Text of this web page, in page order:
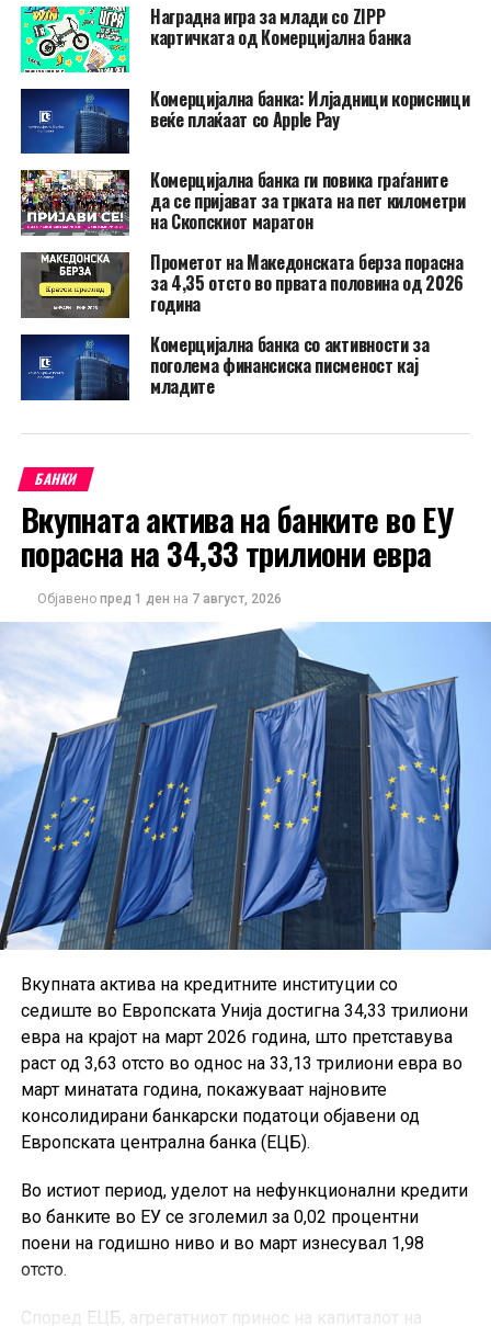
Наградна игра за млади со ZIPP
картичката од Комерцијална банка
Комерцијална банка: Илјадници корисници
веќе плаќаат со Apple Pay
Комерцијална банка ги повика граѓаните
да се пријават за трката на пет километри
на Скопскиот маратон
Прометот на Македонската берза порасна
за 4,35 отсто во првата половина од 2026
година
Комерцијална банка со активности за
поголема финансиска писменост кај
младите
БАНКИ
Вкупната актива на банките во ЕУ
порасна на 34,33 трилиони евра
Објавено пред 1 ден на 7 август, 2026
Вкупната актива на кредитните институции со
седиште во Европската Унија достигна 34,33 трилиони
евра на крајот на март 2026 година, што претставува
раст од 3,63 отсто во однос на 33,13 трилиони евра во
март минатата година, покажуваат најновите
консолидирани банкарски податоци објавени од
Европската централна банка (ЕЦБ).
Во истиот период, уделот на нефункционални кредити
во банките во ЕУ се зголемил за 0,02 процентни
поени на годишно ниво и во март изнесувал 1,98
отсто.
Според ЕЦБ, агрегатниот принос на капиталот на